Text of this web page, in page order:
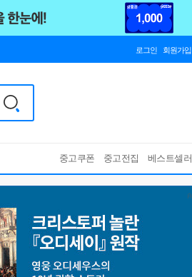
로그인 회원가입
중고쿠폰 중고전집 베스트셀러
주별